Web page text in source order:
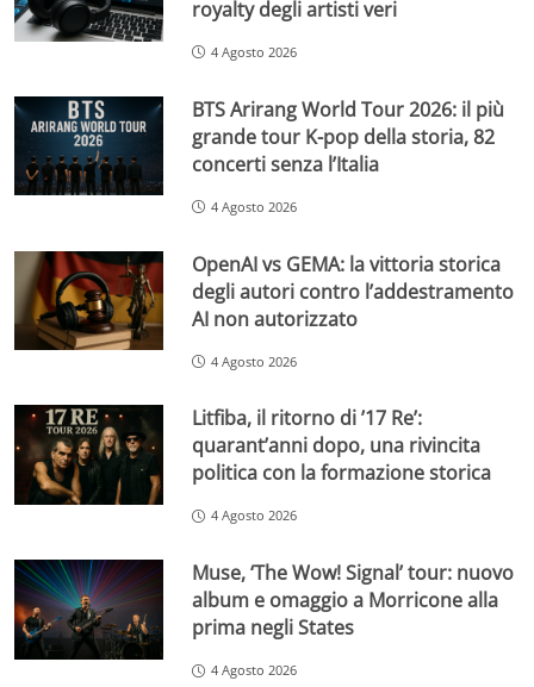
royalty degli artisti veri
4 Agosto 2026
BTS Arirang World Tour 2026: il più
grande tour K-pop della storia, 82
concerti senza l’Italia
4 Agosto 2026
OpenAI vs GEMA: la vittoria storica
degli autori contro l’addestramento
AI non autorizzato
4 Agosto 2026
Litfiba, il ritorno di ’17 Re’:
quarant’anni dopo, una rivincita
politica con la formazione storica
4 Agosto 2026
Muse, ‘The Wow! Signal’ tour: nuovo
album e omaggio a Morricone alla
prima negli States
4 Agosto 2026